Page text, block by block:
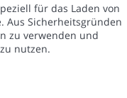
für das Laden von
Aus Sicherheitsgründen
zu verwenden und
nutzen.